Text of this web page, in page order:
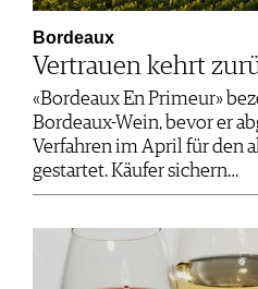
Bordeaux
Vertrauen kehrt
«Bordeaux En Primeur»
Bordeaux-Wein, bevor er
Verfahren im April für den
gestartet. Käufer sichern…